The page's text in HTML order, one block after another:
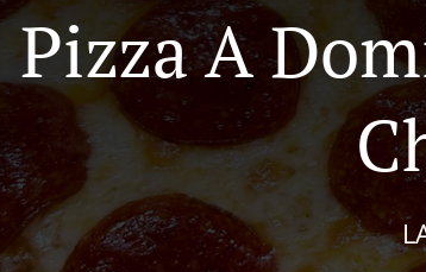
Pizza A